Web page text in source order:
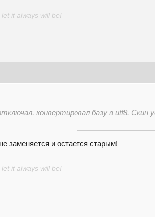
it always will be!
конвертировал базу в utf8. Скин
заменяется и остается старым!
it always will be!